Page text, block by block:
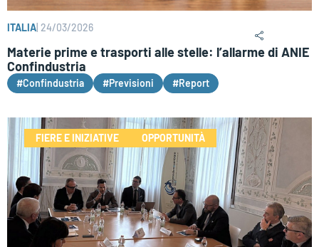
ITALIA 24/03/2026
Materie prime e trasporti alle stelle: l’allarme di ANIE
Confindustria
#Confindustria #Previsioni #Report
FIERE E INIZIATIVE OPPORTUNITÀ